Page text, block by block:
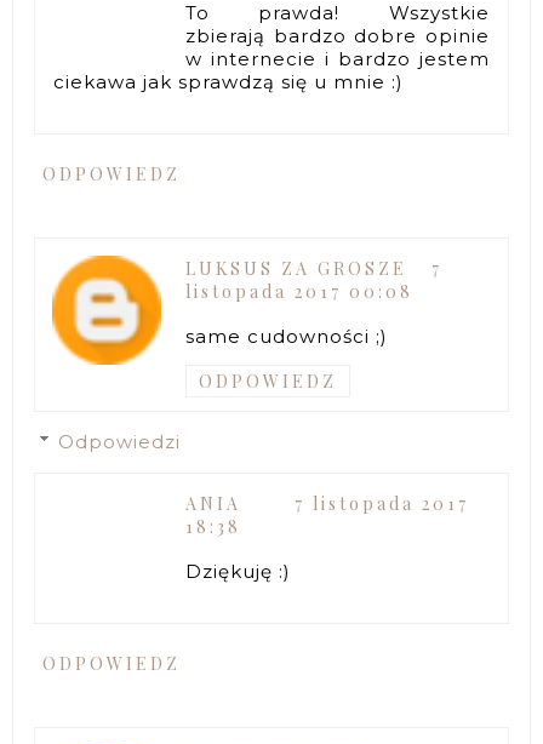
To prawda! Wszystkie
zbierają bardzo dobre opinie
w internecie i bardzo jestem
ciekawa jak sprawdzą się u mnie :)
ODPOWIEDZ
LUKSUS ZA GROSZE
7
listopada 2017 00:08
same cudowności ;)
ODPOWIEDZ
Odpowiedzi
ANIA
7 listopada 2017
18:38
Dziękuję :)
ODPOWIEDZ